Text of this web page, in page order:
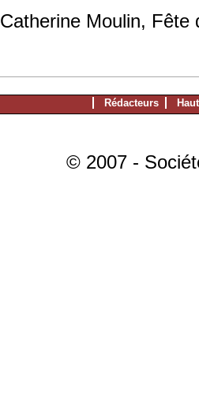
Catherine Moulin, Fête
Rédacteurs
© 2007 -